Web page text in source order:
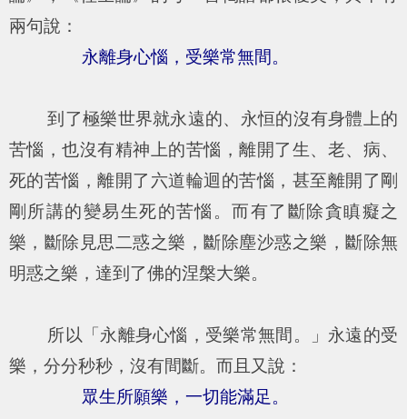
兩句說：
永離身心惱，受樂常無間。
到了極樂世界就永遠的、永恒的沒有身體上的
苦惱，也沒有精神上的苦惱，離開了生、老、病、
死的苦惱，離開了六道輪迴的苦惱，甚至離開了剛
剛所講的變易生死的苦惱。而有了斷除貪瞋癡之
樂，斷除見思二惑之樂，斷除塵沙惑之樂，斷除無
明惑之樂，達到了佛的涅槃大樂。
所以「永離身心惱，受樂常無間。」永遠的受
樂，分分秒秒，沒有間斷。而且又說：
眾生所願樂，一切能滿足。